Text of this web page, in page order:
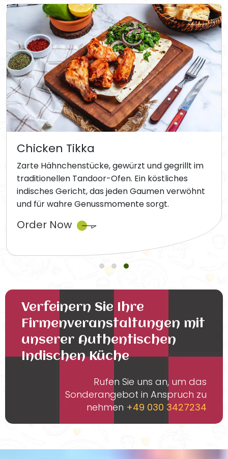
Chicken Tikka
Zarte Hähnchenstücke, gewürzt und gegrillt im
traditionellen Tandoor-Ofen. Ein köstliches
indisches Gericht, das jeden Gaumen verwöhnt
und für wahre Genussmomente sorgt.
Order Now
Verfeinern Sie Ihre
Firmenveranstaltungen mit
unserer Authentischen
Indischen Küche
Rufen Sie uns an, um das
Sonderangebot in Anspruch zu
nehmen +49 030 3427234